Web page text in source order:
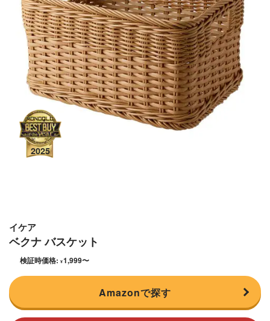
イケア
ベクナ バスケット
検証時価格: ¥1,999〜
Amazonで探す